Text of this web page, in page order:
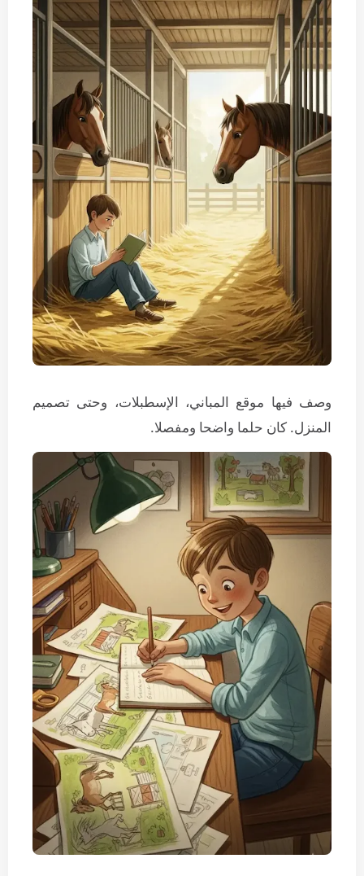
وصف فيها موقع المباني، الإسطبلات، وحتى تصميم
المنزل. كان حلما واضحا ومفصلا.